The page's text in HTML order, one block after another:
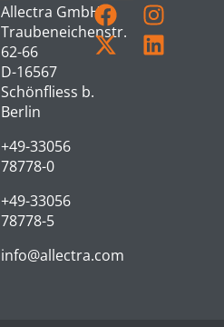
Allectra GmbH
Traubeneichenstr.
62-66
D-16567
Schönfliess b.
Berlin
+49-33056
78778-0
+49-33056
78778-5
info@allectra.com